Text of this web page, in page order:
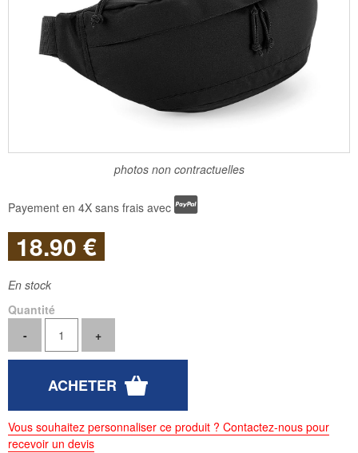
photos non contractuelles
Payement en 4X sans frais avec
18.90 €
En stock
Quantité
Vous souhaitez personnaliser ce produit ? Contactez-nous pour
recevoir un devis